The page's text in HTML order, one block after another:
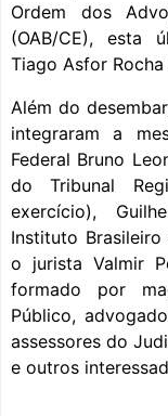
Ordem dos
(OAB/CE), esta
Tiago Asfor
Além do
integraram a
Federal Bruno
do Tribunal
exercício),
Instituto
o jurista Valmir
formado por
Público,
assessores do
e outros